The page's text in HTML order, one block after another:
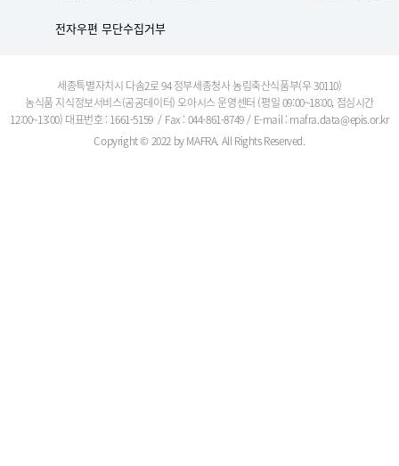
전자우편 무단수집거부
세종특별자치시 다솜2로 94 정부세종청사 농림축산식품부(우 30110)
농식품 지식정보서비스(공공데이터) 오아시스 운영센터 (평일 09:00~18:00, 점심시간
12:00~13:00) 대표번호 : 1661-5159 / Fax : 044-861-8749/ E-mail : mafra.data@epis.or.kr
Copyright © 2022 by MAFRA. All Rights Reserved.